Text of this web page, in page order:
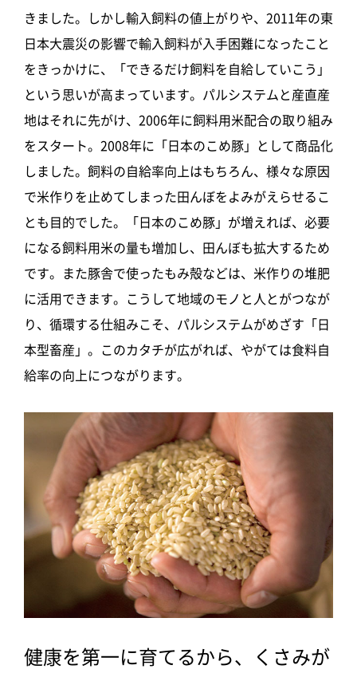
きました。しかし輸入飼料の値上がりや、2011年の東
日本大震災の影響で輸入飼料が入手困難になったこと
をきっかけに、「できるだけ飼料を自給していこう」
という思いが高まっています。パルシステムと産直産
地はそれに先がけ、2006年に飼料用米配合の取り組み
をスタート。2008年に「日本のこめ豚」として商品化
しました。飼料の自給率向上はもちろん、様々な原因
で米作りを止めてしまった田んぼをよみがえらせるこ
とも目的でした。「日本のこめ豚」が増えれば、必要
になる飼料用米の量も増加し、田んぼも拡大するため
です。また豚舎で使ったもみ殻などは、米作りの堆肥
に活用できます。こうして地域のモノと人とがつなが
り、循環する仕組みこそ、パルシステムがめざす「日
本型畜産」。このカタチが広がれば、やがては食料自
給率の向上につながります。
健康を第一に育てるから、くさみが